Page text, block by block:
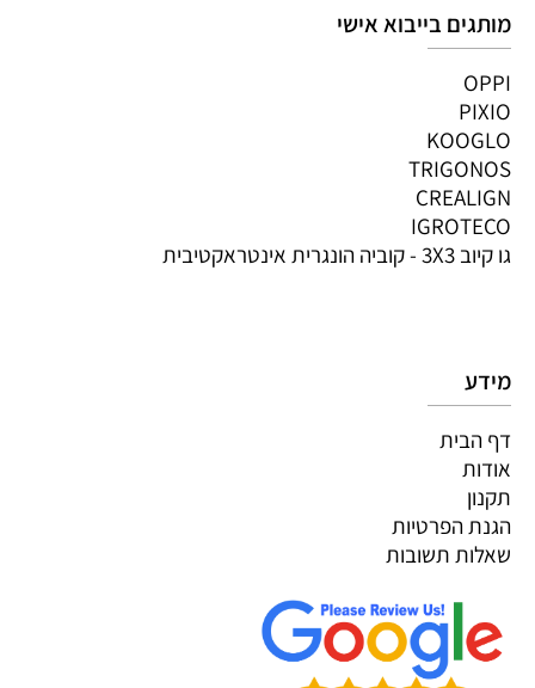
מותגים בייבוא אישי
OPPI
PIXIO
KOOGLO
TRIGONOS
CREALIGN
IGROTECO
גו קיוב 3X3 - קוביה הונגרית אינטראקטיבית
מידע
דף הבית
אודות
תקנון
הגנת הפרטיות
שאלות תשובות